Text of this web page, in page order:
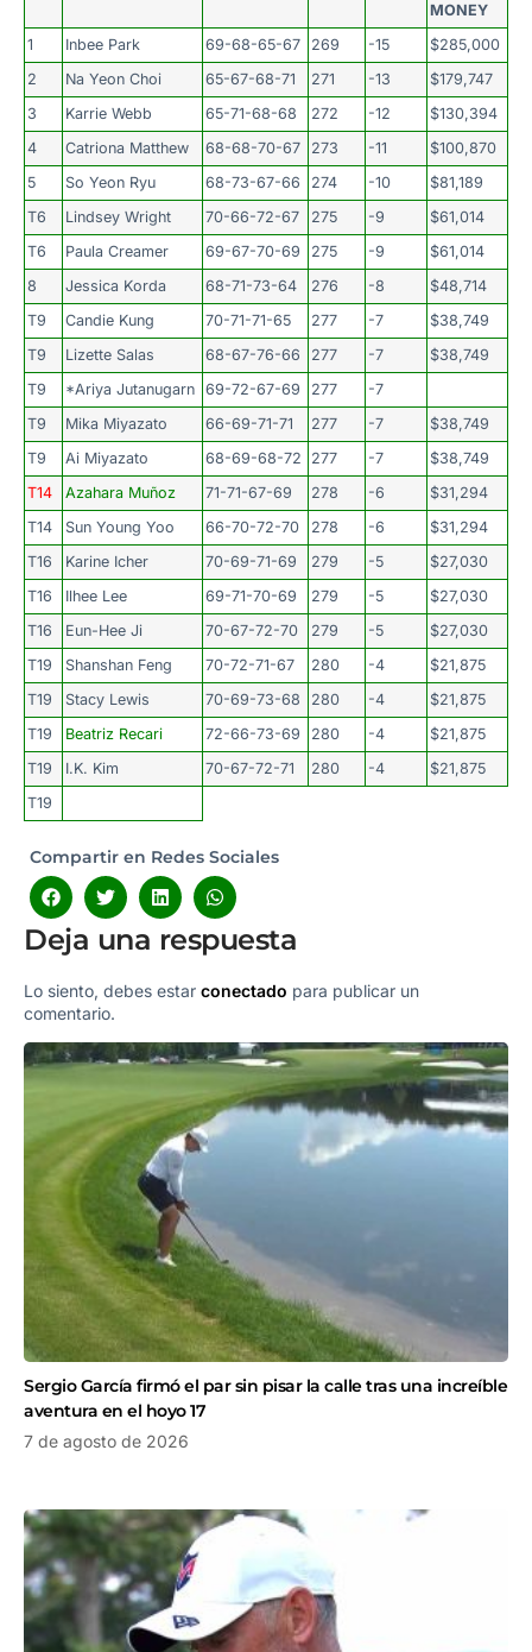
MONEY
1
Inbee Park 69-68-65-67 269 -15
$285,000
2
Na Yeon Choi 65-67-68-71 271 -13
$179,747
3
Karrie Webb 65-71-68-68 272 -12
$130,394
4
Catriona Matthew 68-68-70-67 273 -11
$100,870
5
So Yeon Ryu 68-73-67-66 274 -10
$81,189
T6
Lindsey Wright 70-66-72-67 275 -9
$61,014
T6
Paula Creamer 69-67-70-69 275 -9
$61,014
8
Jessica Korda 68-71-73-64 276 -8
$48,714
T9
Candie Kung 70-71-71-65 277 -7
$38,749
T9
Lizette Salas 68-67-76-66 277 -7
$38,749
T9
*Ariya Jutanugarn 69-72-67-69 277
-7
T9
Mika Miyazato 66-69-71-71 277 -7
$38,749
T9
Ai Miyazato 68-69-68-72 277 -7
$38,749
T14
Azahara Muñoz 71-71-67-69 278 -6
$31,294
T14
Sun Young Yoo 66-70-72-70 278 -6
$31,294
T16
Karine Icher 70-69-71-69 279 -5
$27,030
T16
Ilhee Lee 69-71-70-69 279 -5
$27,030
T16
Eun-Hee Ji 70-67-72-70 279 -5
$27,030
T19
Shanshan Feng 70-72-71-67 280 -4
$21,875
T19
Stacy Lewis 70-69-73-68 280 -4
$21,875
T19
Beatriz Recari 72-66-73-69 280 -4
$21,875
T19
I.K. Kim 70-67-72-71 280 -4
$21,875
T19
Compartir en Redes Sociales
Deja una respuesta
Lo siento, debes estar conectado para publicar un
comentario.
Sergio García firmó el par sin pisar la calle tras una increíble
aventura en el hoyo 17
7 de agosto de 2026